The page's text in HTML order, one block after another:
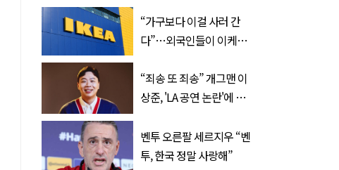
“가구보다 이걸 사러 간
다”…외국인들이 이케아
식 3종
“죄송 또 죄송” 개그맨 이
상준, 'LA 공연 논란'에 고
벤투 오른팔 세르지우 “벤
투, 한국 정말 사랑해”